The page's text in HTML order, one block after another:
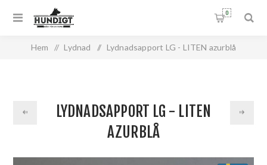
0
Hem / Lydnad / Lydnadsapport LG - LITEN azurblå
LYDNADSAPPORT LG - LITEN
AZURBLÅ